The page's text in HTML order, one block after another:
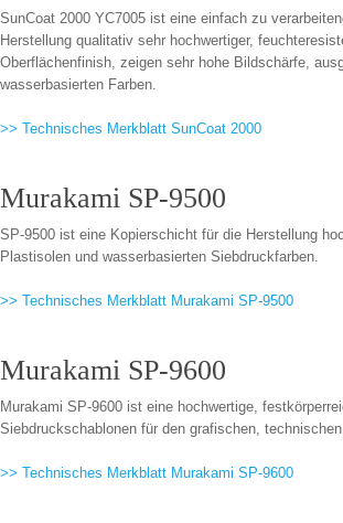
SunCoat 2000 YC7005 ist eine einfach zu
Herstellung qualitativ sehr hochwertiger,
Oberflächenfinish, zeigen sehr hohe Bildschärfe,
wasserbasierten Farben.
>> Technisches Merkblatt SunCoat 2000
Murakami SP-9500
SP-9500 ist eine Kopierschicht für die Herstellung
Plastisolen und wasserbasierten Siebdruckfarben.
>> Technisches Merkblatt Murakami SP-9500
Murakami SP-9600
Murakami SP-9600 ist eine hochwertige,
Siebdruckschablonen für den grafischen,
>> Technisches Merkblatt Murakami SP-9600